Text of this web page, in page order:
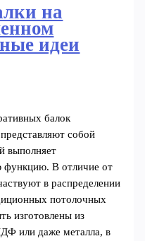
на
идеи
балок
собой
выполняет
функцию. В отличие от
в распределении
потолочных
изготовлены из
или даже металла, в